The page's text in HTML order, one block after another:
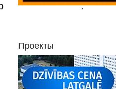
'
Проекты